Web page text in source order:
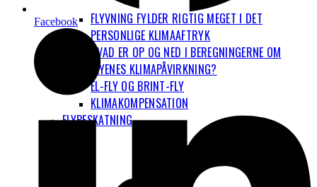
FLYVNING FYLDER RIGTIG MEGET I DET
PERSONLIGE KLIMAAFTRYK
HVAD ER OP OG NED I BEREGNINGERNE OM
FLYENES KLIMAPÅVIRKNING?
EL-FLY OG BRINT-FLY
KLIMAKOMPENSATION
FLYBESKATNING
Facebook